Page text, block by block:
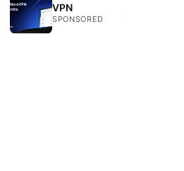
VPN
SPONSORED
© 2026 Clinedical. All rights reserved.